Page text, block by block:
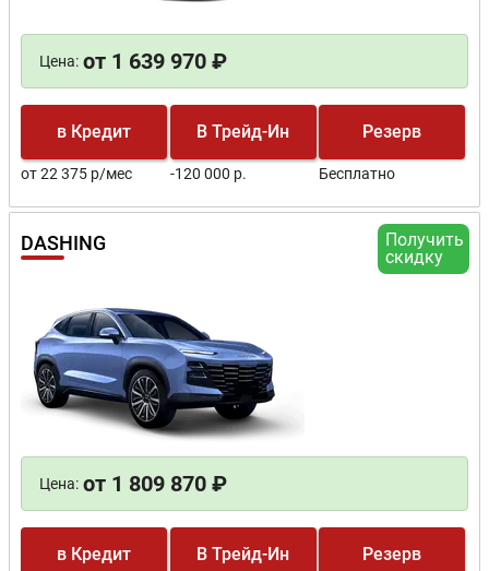
Цена: от 1 639 970 ₽
в Кредит
от 22 375 р/мес
В Трейд-Ин
-120 000 р.
Резерв
Бесплатно
Получить
скидку
DASHING
Цена: от 1 809 870 ₽
в Кредит В Трейд-Ин Резерв